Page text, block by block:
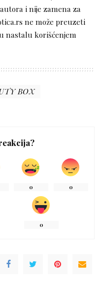
i nije zamena za
ne može preuzeti
nastalu korišćenjem
BOX
0 0
0